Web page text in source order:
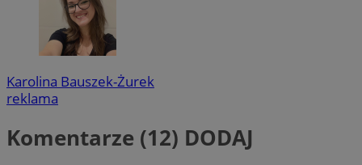
Karolina Bauszek-Żurek
reklama
Komentarze (12) DODAJ